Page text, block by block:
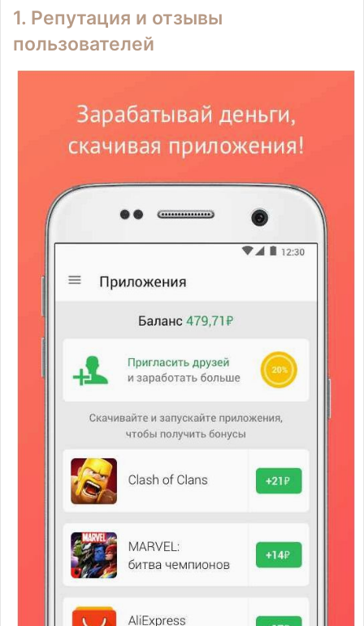
1. Репутация и отзывы
пользователей